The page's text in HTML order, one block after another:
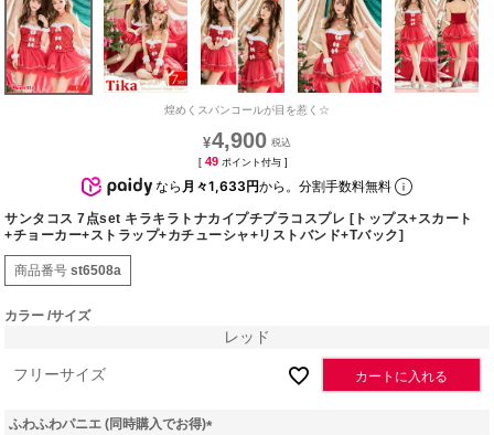
煌めくスパンコールが目を惹く☆
¥4,900
[ 49 ポイント付与 ]
なら 月々1,633円から。分割手数料無料
サンタコス 7点set キラキラトナカイプチプラコスプレ [トップス+スカート
+チョーカー+ストラップ+カチューシャ+リストバンド+Tバック]
商品番号 st6508a
カラー サイズ
レッド
フリーサイズ カートに入れる
ふわふわパニエ (同時購入でお得)